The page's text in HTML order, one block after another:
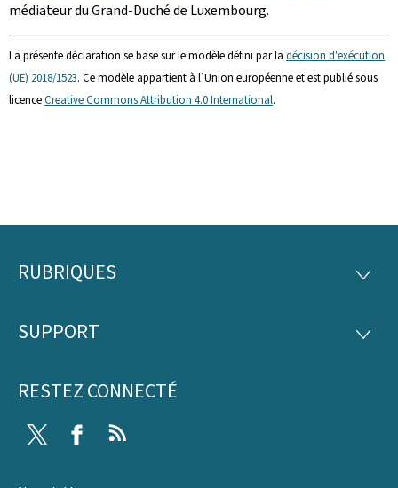
médiateur du Grand-Duché de Luxembourg.
La présente déclaration se base sur le modèle défini par la décision d'exécution
(UE) 2018/1523. Ce modèle appartient à l’Union européenne et est publié sous
licenceCreative Commons Attribution 4.0 International.
Pied
page
RUBRIQUES
SUPPORT
RESTEZ CONNECTÉ
Twitter Facebook